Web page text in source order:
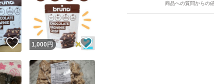
商品への質問からの
いいね！
1,000 円